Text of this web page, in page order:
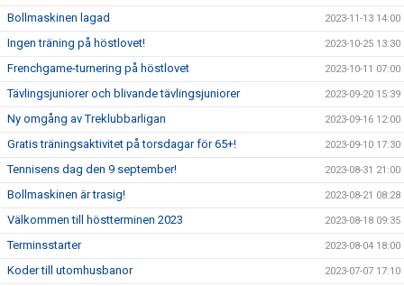
Bollmaskinen lagad 2023-11-13 14:00
Ingen träning på höstlovet! 2023-10-25 13:30
Frenchgame-turnering på höstlovet 2023-10-11 07:00
Tävlingsjuniorer och blivande tävlingsjuniorer 2023-09-20 15:39
Ny omgång av Treklubbarligan 2023-09-16 12:00
Gratis träningsaktivitet på torsdagar för 65+! 2023-09-10 17:30
Tennisens dag den 9 september! 2023-08-31 21:00
Bollmaskinen är trasig! 2023-08-21 08:28
Välkommen till höstterminen 2023 2023-08-18 09:35
Terminsstarter 2023-08-04 18:00
Koder till utomhusbanor 2023-07-07 17:10